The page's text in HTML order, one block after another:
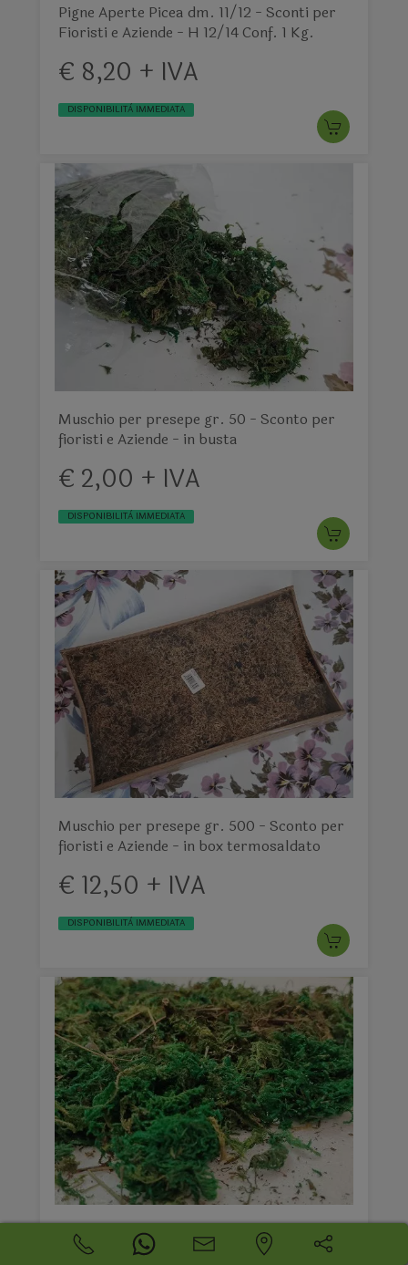
Pigne Aperte Picea dm. 11/12 - Sconti per
Fioristi e Aziende - H 12/14 Conf. 1 Kg.
€ 8,20 + IVA
DISPONIBILITÀ IMMEDIATA
Muschio per presepe gr. 50 - Sconto per
fioristi e Aziende - in busta
€ 2,00 + IVA
DISPONIBILITÀ IMMEDIATA
Muschio per presepe gr. 500 - Sconto per
fioristi e Aziende - in box termosaldato
€ 12,50 + IVA
DISPONIBILITÀ IMMEDIATA
Muschio macinato x presepe - Sconti per
Fioristi e Aziende - Busta gr. 50